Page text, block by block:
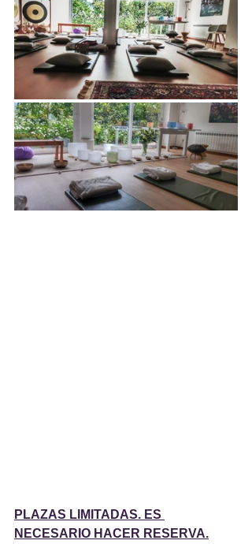
PLAZAS LIMITADAS. ES
NECESARIO HACER RESERVA.